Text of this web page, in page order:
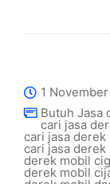
1
Butuh Jasa
cari jasa
cari jasa
cari jasa
derek mobil
derek mobil